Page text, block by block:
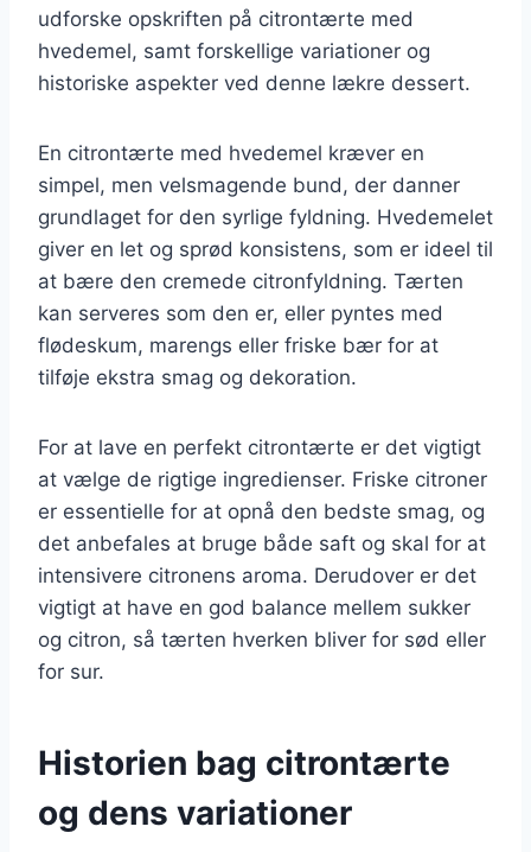
udforske opskriften på citrontærte med
hvedemel, samt forskellige variationer og
historiske aspekter ved denne lækre dessert.
En citrontærte med hvedemel kræver en
simpel, men velsmagende bund, der danner
grundlaget for den syrlige fyldning. Hvedemelet
giver en let og sprød konsistens, som er ideel til
at bære den cremede citronfyldning. Tærten
kan serveres som den er, eller pyntes med
flødeskum, marengs eller friske bær for at
tilføje ekstra smag og dekoration.
For at lave en perfekt citrontærte er det vigtigt
at vælge de rigtige ingredienser. Friske citroner
er essentielle for at opnå den bedste smag, og
det anbefales at bruge både saft og skal for at
intensivere citronens aroma. Derudover er det
vigtigt at have en god balance mellem sukker
og citron, så tærten hverken bliver for sød eller
for sur.
Historien bag citrontærte
og dens variationer